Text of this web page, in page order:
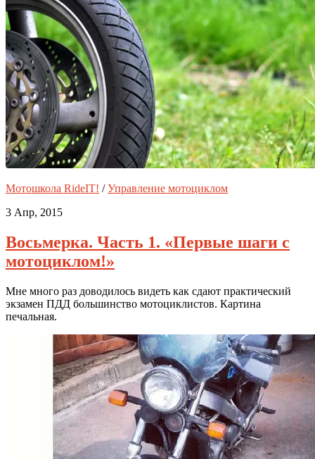
Мотошкола RideIT! /Управление мотоциклом
3 Апр, 2015
Восьмерка. Часть 1. «Первые шаги с
мотоциклом!»
Мне много раз доводилось видеть как сдают практический
экзамен ПДД большинство мотоциклистов. Картина
печальная.